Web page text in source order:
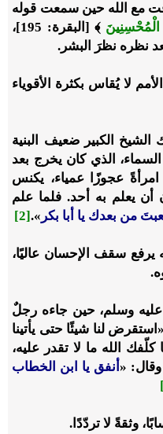
مع الله حين سمعت قوله
﴾ [البقرة: 195]،
نظره نظرَ البشر.
لا يُقاس بكثرة الأقوياء
الشيخ الكبير ضعيف البنية
الذي كان يخرج بعد
عجوزًا عمياء، يكنس
أن يعلم به أحد. فلما علم
من بعدك يا أبا بكر ».
[2]
يرفع سقف الإحسان عاليًا،
عليه وسلم، حين جاءه رجلٌ
لنا شيئًا حتى يأتينا
الله ما لا تقدر عليه،
«أنفق يا ابن الخطاب
وثقةً لا تردّدًا.